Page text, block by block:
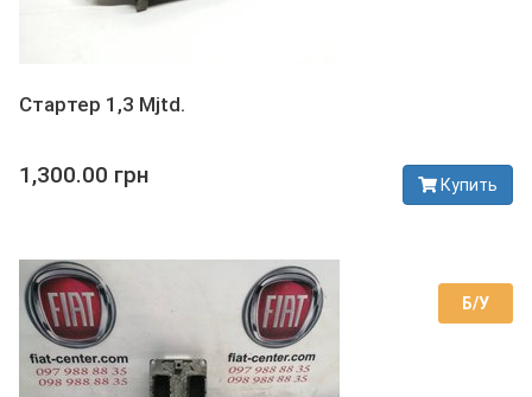
Стартер 1,3 Mjtd.
1,300.00 грн Купить
Б/У